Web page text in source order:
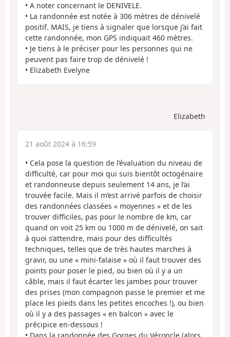
• A noter concernant le DENIVELE.
• La randonnée est notée à 306 mètres de dénivelé
positif. MAIS, je tiens à signaler que lorsque j’ai fait
cette randonnée, mon GPS indiquait 460 mètres.
• Je tiens à le préciser pour les personnes qui ne
peuvent pas faire trop de dénivelé !
• Elizabeth Evelyne
Elizabeth
21 août 2024 à 16:59
• Cela pose la question de l’évaluation du niveau de
difficulté, car pour moi qui suis bientôt octogénaire
et randonneuse depuis seulement 14 ans, je l’ai
trouvée facile. Mais il m’est arrivé parfois de choisir
des randonnées classées « moyennes » et de les
trouver difficiles, pas pour le nombre de km, car
quand on voit 25 km ou 1000 m de dénivelé, on sait
à quoi s’attendre, mais pour des difficultés
techniques, telles que de très hautes marches à
gravir, ou une « mini-falaise » où il faut trouver des
points pour poser le pied, ou bien où il y a un
câble, mais il faut écarter les jambes pour trouver
des prises (mon compagnon passe le premier et me
place les pieds dans les petites encoches !), ou bien
où il y a des passages « en balcon » avec le
précipice en-dessous !